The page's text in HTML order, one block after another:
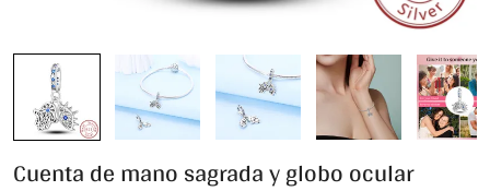
Cuenta de mano sagrada y globo ocular